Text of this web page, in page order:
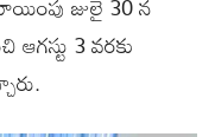
3 వరకు